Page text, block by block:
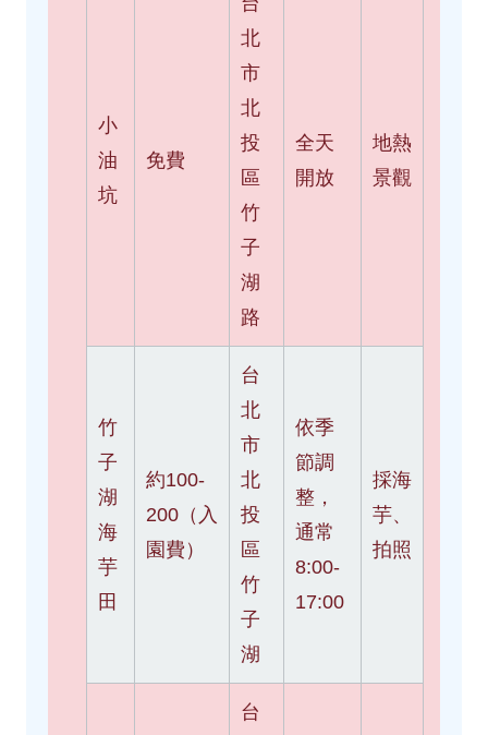
小
油
坑
免費
北
市
北
投
區
竹
子
湖
路
全天
開放
地熱
景觀
竹
子
湖
海
芋
田
約100-
200（入
園費）
台
北
市
北
投
區
竹
子
湖
依季
節調
整，
通常
8:00-
17:00
採海
芋、
拍照
台